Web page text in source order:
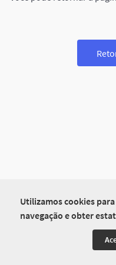
Utilizamos cookies
navegação e obter